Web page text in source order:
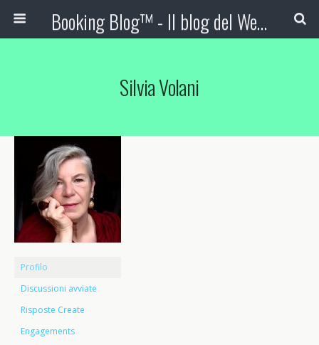
Booking Blog™ - Il blog del Web Marketing Turistico
Silvia Volani
Profilo
Discussioni avviate
Risposte Create
Engagements